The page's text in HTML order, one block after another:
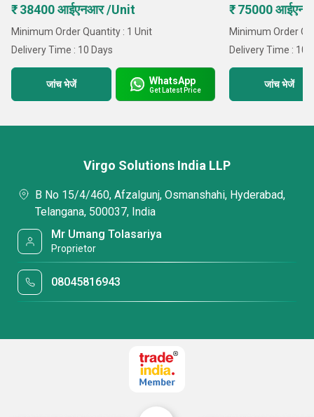
₹ 38400 आईएनआर /Unit
Minimum Order Quantity : 1 Unit
Delivery Time : 10 Days
जांच भेजें WhatsApp
Get Latest Price
₹ 75000
Minimum Order
Delivery Time : 10
जांच भेजें
Virgo Solutions India LLP
B No 15/4/460, Afzalgunj, Osmanshahi, Hyderabad,
Telangana, 500037, India
Mr Umang Tolasariya
Proprietor
08045816943